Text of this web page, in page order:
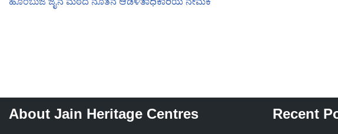
About Jain Heritage Centres Recent